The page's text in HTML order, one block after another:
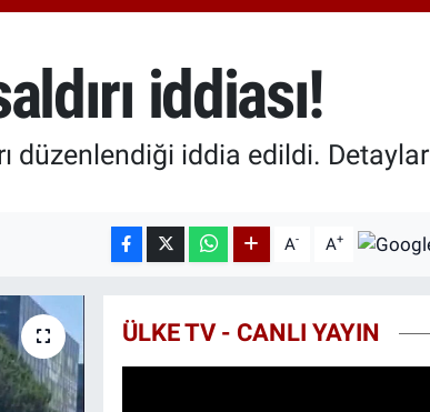
BITCOIN
64.602,05
%0.69
iddiası!
düzenlendiği iddia edildi. Detaylar
A- A+
ÜLKE TV - CANLI YAYIN